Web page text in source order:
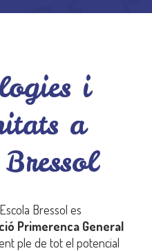
i
a
Bressol es
Primerenca General
ple de tot el potencial